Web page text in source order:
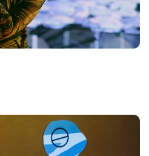
Oficina